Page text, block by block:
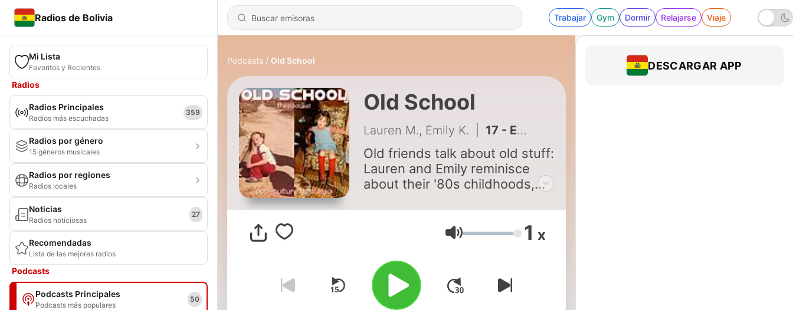
Radios de Bolivia Trabajar Gym Dormir Relajarse Viaje
Mi Lista
Favoritos y Recientes
Radios
Radios Principales
Radios más escuchadas
359
Radios por género
15 géneros musicales
Radios por regiones
Radios locales
Noticias
Radios noticiosas
27
Recomendadas
Lista de las mejores radios
Podcasts
Podcasts Principales
Podcasts más populares
50
Podcasts Old School
Old School
Lauren M., Emily K. 17 - Episode 17 - Fatty Arbuckle, Pulp Fiction, Sinead O'Connor
Old friends talk about old stuff:
Lauren and Emily reminisce
about their '80s childhoods,
history.
Volumen 1 x
DESCARGAR APP